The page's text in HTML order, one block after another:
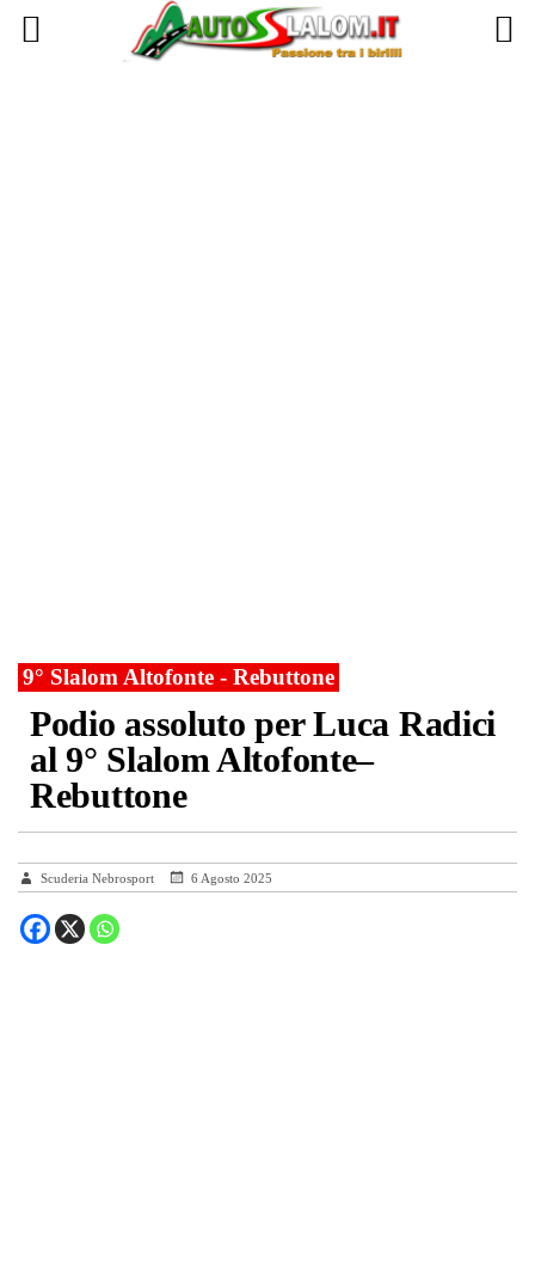
9° Slalom Altofonte - Rebuttone
Podio assoluto per Luca Radici
al 9° Slalom Altofonte–
Rebuttone
Scuderia Nebrosport 6 Agosto 2025